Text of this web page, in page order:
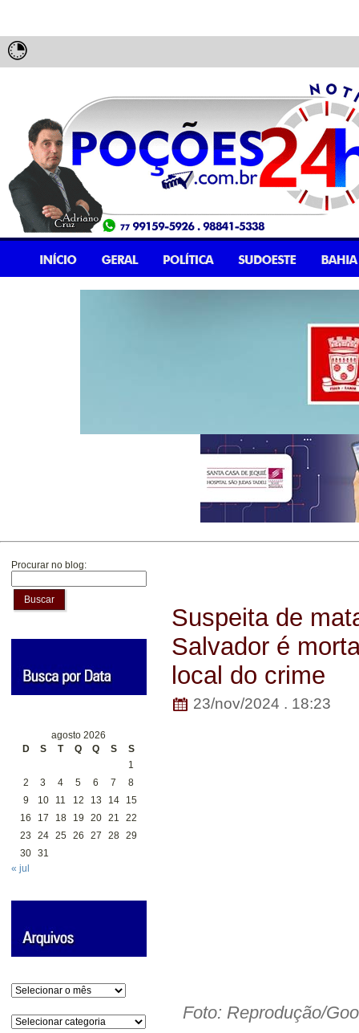
Procurar no blog:
Buscar
agosto 2026
D
S T Q Q S
S
1
2
3 4 5 6 7
8
9
10 11 12 13 14
15
16
17 18 19 20 21
22
23
24 25 26 27 28 29
30 31
« jul
Arquivos
Categorias
Suspeita de
Salvador é
local do crime
23/nov/2024 . 18:23
Foto: Reprodução/